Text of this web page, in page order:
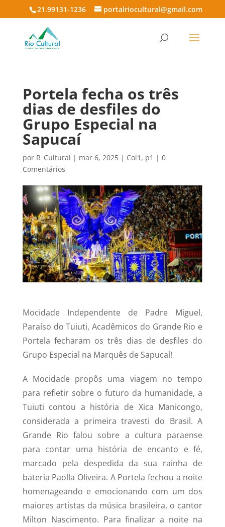
21.99131-1236 portalriocultural@gmail.com
Portela fecha os três
dias de desfiles do
Grupo Especial na
Sapucaí
por R_Cultural | mar 6, 2025| Col1 , p1 | 0
Comentários
Mocidade Independente de Padre Miguel,
Paraíso do Tuiuti, Acadêmicos do Grande Rio e
Portela fecharam os três dias de desfiles do
Grupo Especial na Marquês de Sapucaí!
A Mocidade propôs uma viagem no tempo
para refletir sobre o futuro da humanidade, a
Tuiuti contou a história de Xica Manicongo,
considerada a primeira travesti do Brasil. A
Grande Rio falou sobre a cultura paraense
para contar uma história de encanto e fé,
marcado pela despedida da sua rainha de
bateria Paolla Oliveira. A Portela fechou a noite
homenageando e emocionando com um dos
maiores artistas da música brasileira, o cantor
Milton Nascimento. Para finalizar a noite na